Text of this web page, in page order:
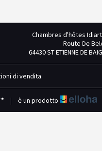
Chambres d'hôtes
Route De
64430 ST ETIENNE DE
di vendita
| è un prodotto